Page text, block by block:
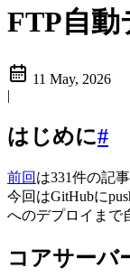
FTP自動
11 May, 2026
|
はじめに#
前回 は331件の記
今回はGitHubに
へのデプロイまで
コアサーバ